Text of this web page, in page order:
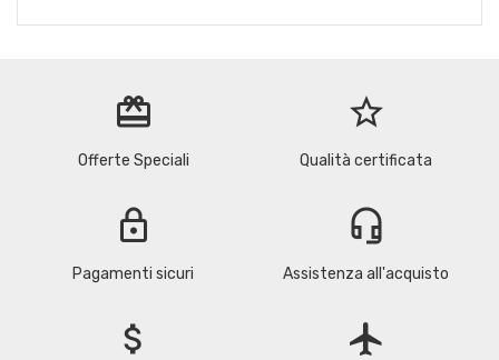
redeem
Offerte Speciali
star_border
Qualità certificata
lock
Pagamenti sicuri
headset_mic
Assistenza all'acquisto
attach_money flight